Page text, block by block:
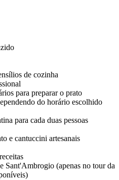
de cozinha
para preparar o prato
do horário escolhido
para cada duas pessoas
e cantuccini artesanais
Sant'Ambrogio (apenas no tour da